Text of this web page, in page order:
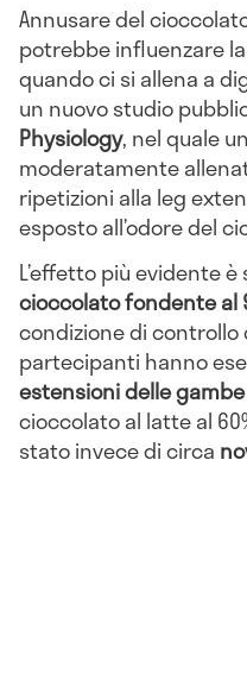
Annusare del
potrebbe influenzare
quando ci si allena a
un nuovo studio
Physiology, nel quale
moderatamente
ripetizioni alla leg
esposto all’odore del
L’effetto più evidente
cioccolato fondente al
condizione di controllo
partecipanti hanno
estensioni delle
cioccolato al latte al
stato invece di circa